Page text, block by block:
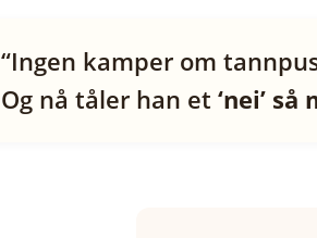
“Ingen kamper om
Og nå tåler han et ‘nei’